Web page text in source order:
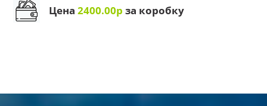
Цена2400.00р за коробку